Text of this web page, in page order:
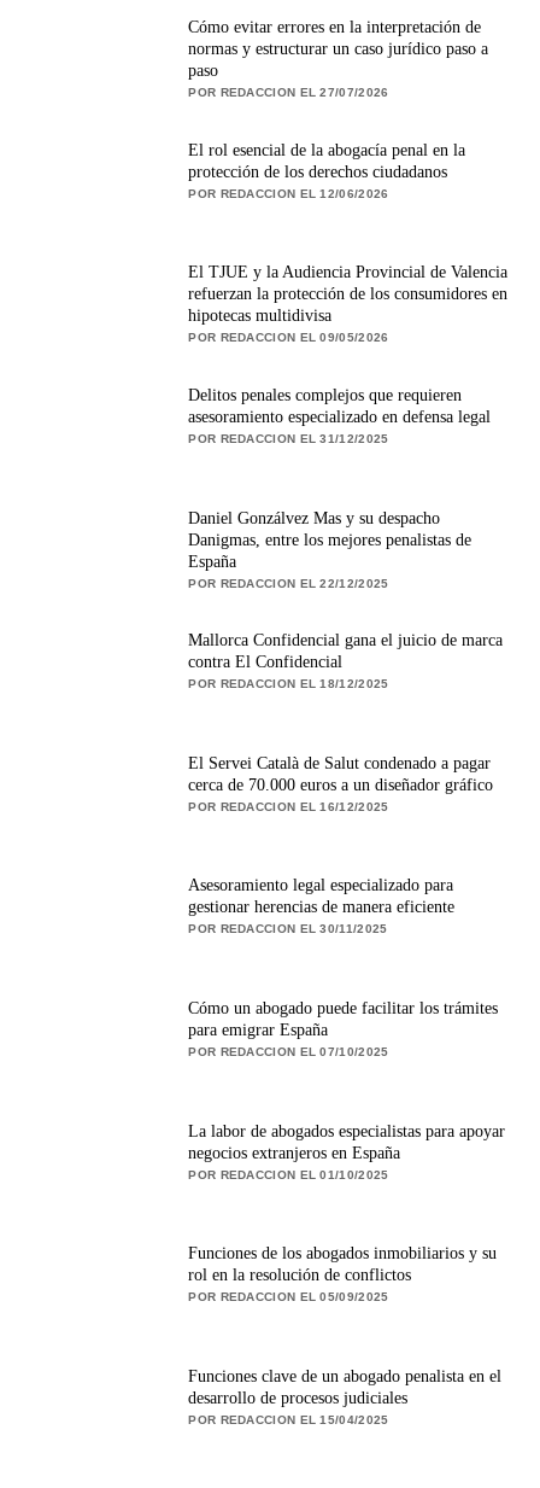
Cómo evitar errores en la interpretación de
normas y estructurar un caso jurídico paso a
paso
POR REDACCION EL 27/07/2026
El rol esencial de la abogacía penal en la
protección de los derechos ciudadanos
POR REDACCION EL 12/06/2026
El TJUE y la Audiencia Provincial de Valencia
refuerzan la protección de los consumidores en
hipotecas multidivisa
POR REDACCION EL 09/05/2026
Delitos penales complejos que requieren
asesoramiento especializado en defensa legal
POR REDACCION EL 31/12/2025
Daniel Gonzálvez Mas y su despacho
Danigmas, entre los mejores penalistas de
España
POR REDACCION EL 22/12/2025
Mallorca Confidencial gana el juicio de marca
contra El Confidencial
POR REDACCION EL 18/12/2025
El Servei Català de Salut condenado a pagar
cerca de 70.000 euros a un diseñador gráfico
POR REDACCION EL 16/12/2025
Asesoramiento legal especializado para
gestionar herencias de manera eficiente
POR REDACCION EL 30/11/2025
Cómo un abogado puede facilitar los trámites
para emigrar España
POR REDACCION EL 07/10/2025
La labor de abogados especialistas para apoyar
negocios extranjeros en España
POR REDACCION EL 01/10/2025
Funciones de los abogados inmobiliarios y su
rol en la resolución de conflictos
POR REDACCION EL 05/09/2025
Funciones clave de un abogado penalista en el
desarrollo de procesos judiciales
POR REDACCION EL 15/04/2025